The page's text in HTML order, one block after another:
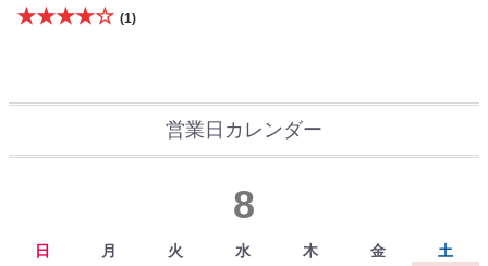
★★★★☆ (1)
営業日カレンダー
8
日 月 火 水 木 金
土